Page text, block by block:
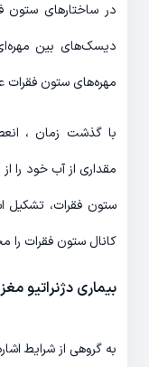
در ساختارهای ستون
دیسک‌های بین
مهره‌های ستون فقرات
با گذشت زمان ،
مقداری از آب خود را
ستون فقرات، تشکیل
کانال ستون فقرات را
بیماری دژنراتیو
به گروهی از شرایط